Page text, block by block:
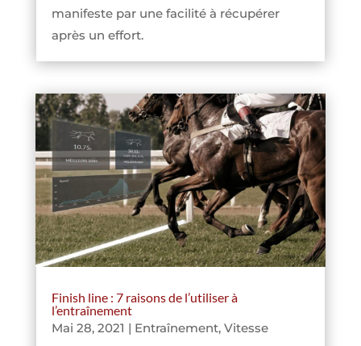
manifeste par une facilité à récupérer
après un effort.
Finish line : 7 raisons de l’utiliser à
l’entraînement
Mai 28, 2021 | Entraînement, Vitesse